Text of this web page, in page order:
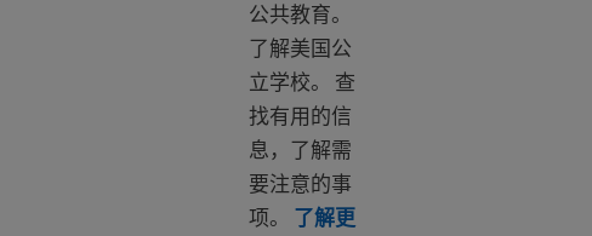
公共教育。
了解美国公
立学校。 查
找有用的信
息，了解需
要注意的事
项。 了解更